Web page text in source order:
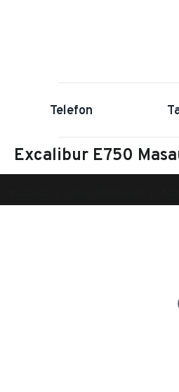
Telefon
Excalibur E750